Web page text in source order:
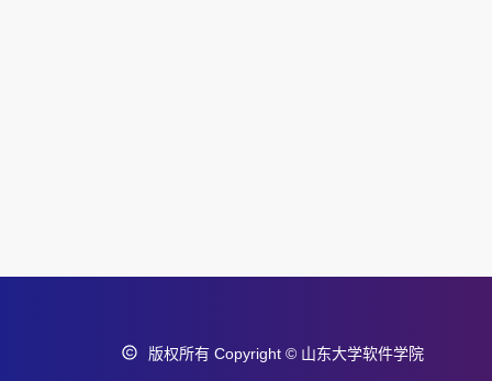
版权所有 Copyright © 山东大学软件学院